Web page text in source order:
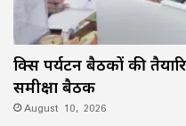
ब्रिक्स पर्यटन बैठकों की
समीक्षा बैठक
August 10, 2026